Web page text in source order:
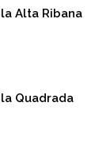
Alta Ribana
Quadrada